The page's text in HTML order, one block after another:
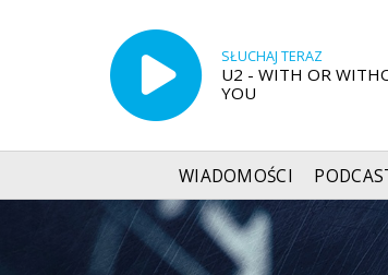
SŁUCHAJ TERAZ
U2 - WITH OR
YOU
WIADOMOŚCI